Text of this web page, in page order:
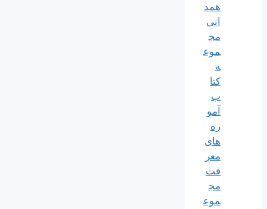
همد
انی
مج
موع
ه
کتا
ب
آمو
زه
های
معر
فت
مج
موع